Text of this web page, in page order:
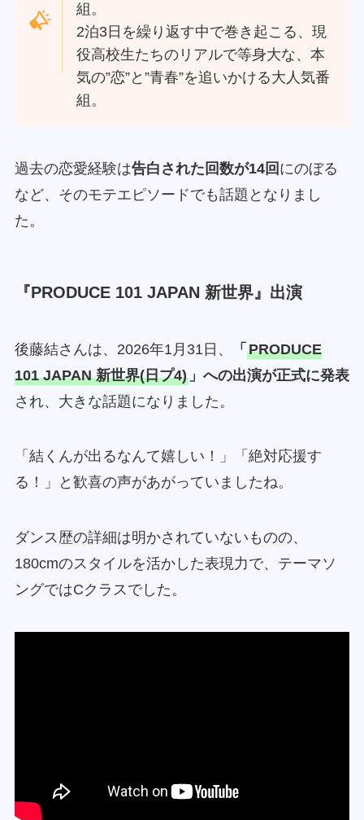
組。
2泊3日を繰り返す中で巻き起こる、現
役高校生たちのリアルで等身大な、本
気の”恋”と”青春”を追いかける大人気番
組。
過去の恋愛経験は告白された回数が14回 にのぼる
など、そのモテエピソードでも話題となりまし
た。
『PRODUCE 101 JAPAN 新世界』出演
後藤結さんは、2026年1月31日、 「 PRODUCE
101 JAPAN 新世界(日プ4)」への出演が正式に発表
され、大きな話題になりました。
「結くんが出るなんて嬉しい！」「絶対応援す
る！」と歓喜の声があがっていましたね。
ダンス歴の詳細は明かされていないものの、
180cmのスタイルを活かした表現力で、テーマソ
ングではCクラスでした。